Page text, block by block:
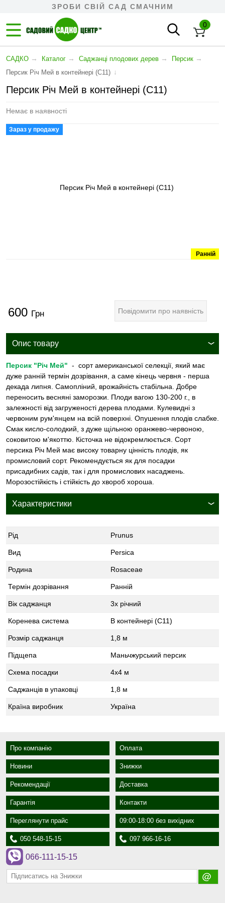
ЗРОБИ СВІЙ САД СМАЧНИМ
0
САДКО → Каталог → Cаджанці плодових дерев → Персик →
Персик Річ Мей в контейнері (С11) ↓
Персик Річ Мей в контейнері (С11)
Немає в наявності
Зараз у продажу
Ранній
600 Грн Повідомити про наявність
Опис товару
Персик "Річ Мей" - сорт американської селекції, який має
дуже ранній термін дозрівання, а саме кінець червня - перша
декада липня. Самопліний, врожайність стабільна. Добре
переносить весняні заморозки. Плоди вагою 130-200 г., в
залежності від загруженості дерева плодами. Кулевидні з
червоним рум'янцем на всій поверхні. Опушення плодів слабке.
Смак кисло-солодкий, з дуже щільною оранжево-червоною,
соковитою м'якоттю. Кісточка не відокремлюється. Сорт
персика Річ Мей має високу товарну цінність плодів, як
промисловий сорт. Рекомендується як для посадки
присадибних садів, так і для промислових насаджень.
Морозостійкість і стійкість до хвороб хороша.
Характеристики
Рід Prunus
Вид Persica
Родина Rosaceae
Термін дозрівання Ранній
Вік саджанця 3х річний
Коренева система В контейнері (С11)
Розмір саджанця 1,8 м
Підщепа Маньчжурський персик
Схема посадки 4х4 м
Саджанців в упаковці 1,8 м
Країна виробник Україна
Про компанію Оплата
Новини Знижки
Рекомендації Доставка
Гарантія Контакти
Переглянути прайс 09:00-18:00 без вихідних
050 548-15-15 097 966-16-16
066-111-15-15